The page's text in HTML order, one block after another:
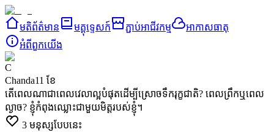
មតិព័ត៌មាន មគ្គុទ្ទេសក៍ ភ្ជាប់អាជីវកម្ម
អាកាសធាតុ
អំពី​ពួក​យើង
C
Chanda11 ខែ
តើពេលណាជាពេលវេលាល្អបំផុតដើម្បីស្រោចទឹករុក្ខជាតិ? ពេលព្រឹកឬពេល
ល្ងាច? ខ្ញុំកំពុងឈ្លោះជាមួយមិត្តរបស់ខ្ញុំ។
3 មនុស្សបែបនេះ